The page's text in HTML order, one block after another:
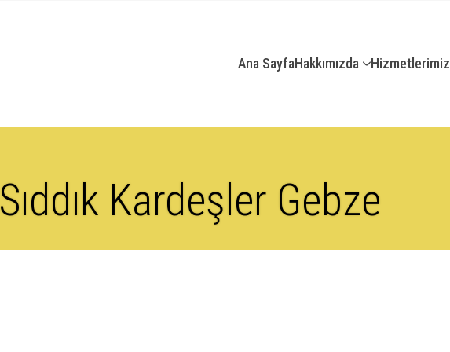
Ana SayfaHakkımızda Hizmetlerimiz
Sıddık Kardeşler Gebze